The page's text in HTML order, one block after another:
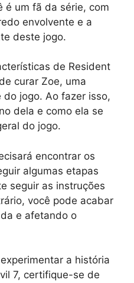
é um fã da série, com
envolvente e a
deste jogo.
de Resident
curar Zoe, uma
jogo. Ao fazer isso,
dela e como ela se
do jogo.
encontrar os
algumas etapas
seguir as instruções
você pode acabar
e afetando o
a história
7, certifique-se de